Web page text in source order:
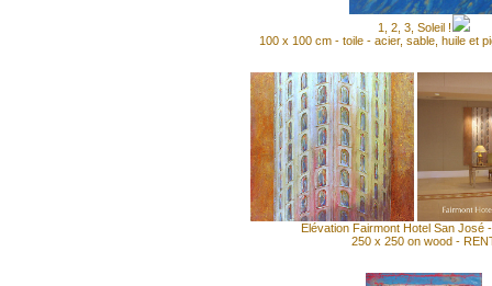
1, 2, 3, Soleil !
100 x 100 cm - toile - acier, sable, huile et
Elévation Fairmont Hotel San José
250 x 250 on wood -